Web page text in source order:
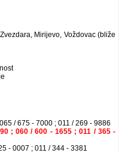
Mirijevo, Voždovac (bliže
/ 675 - 7000 ; 011 / 269 - 9886
; 060 / 600 - 1655 ; 011 / 365 -
- 0007 ; 011 / 344 - 3381